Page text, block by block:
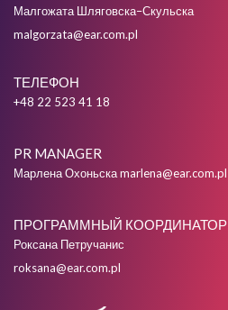
Малгожата Шляговска–Скульска
malgorzata@ear.com.pl
ТЕЛЕФОН
+48 22 523 41 18
PR MANAGER
Марлена Охоньскаmarlena@ear.com.pl
ПРОГРАММНЫЙ КООРДИНАТОР
Роксана Петручанис
roksana@ear.com.pl